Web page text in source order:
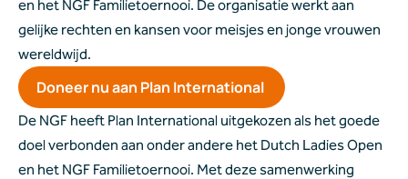
en het NGF Familietoernooi. De organisatie werkt aan
gelijke rechten en kansen voor meisjes en jonge vrouwen
wereldwijd.
Doneer nu aan Plan International
De NGF heeft Plan International uitgekozen als het goede
doel verbonden aan onder andere het Dutch Ladies Open
en het NGF Familietoernooi. Met deze samenwerking